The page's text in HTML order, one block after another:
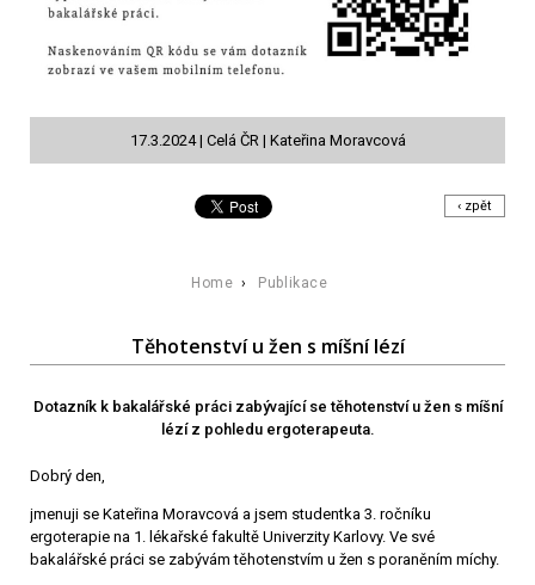
17.3.2024 | Celá ČR | Kateřina Moravcová
‹ zpět
Home › Publikace
Těhotenství u žen s míšní lézí
Dotazník k bakalářské práci zabývající se těhotenství u žen s míšní
lézí z pohledu ergoterapeuta.
Dobrý den,
jmenuji se Kateřina Moravcová a jsem studentka 3. ročníku
ergoterapie na 1. lékařské fakultě Univerzity Karlovy. Ve své
bakalářské práci se zabývám těhotenstvím u žen s poraněním míchy.